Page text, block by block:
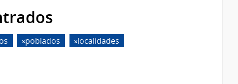
poblados
localidades